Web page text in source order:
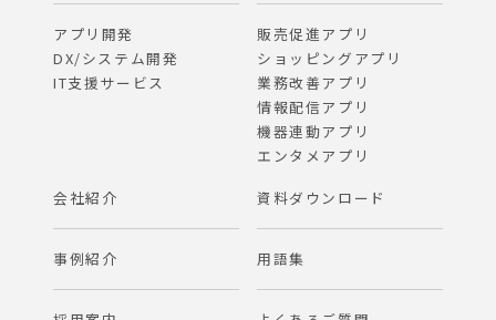
アプリ開発
DX/システム開発
IT支援サービス
販売促進アプリ
ショッピングアプリ
業務改善アプリ
情報配信アプリ
機器連動アプリ
エンタメアプリ
会社紹介
事例紹介
資料ダウンロード
用語集